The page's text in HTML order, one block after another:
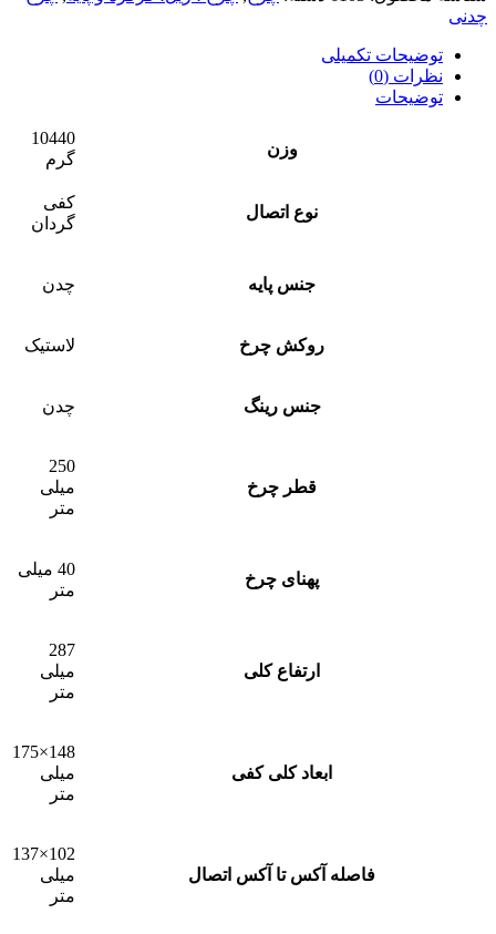
چدنی
توضیحات تکمیلی
نظرات (0)
توضیحات
وزن
10440
گرم
نوع اتصال
کفی
گردان
جنس پایه چدن
روکش چرخ لاستیک
جنس رینگ چدن
قطر چرخ
250
میلی
متر
پهنای چرخ
40 میلی
متر
ارتفاع کلی
287
میلی
متر
ابعاد کلی کفی
148×175
میلی
متر
فاصله آکس تا آکس اتصال
102×137
میلی
متر